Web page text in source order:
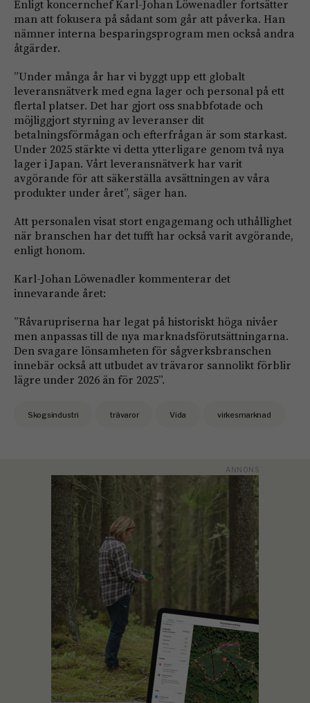
Enligt koncernchef Karl-Johan Löwenadler fortsätter
man att fokusera på sådant som går att påverka. Han
nämner interna besparingsprogram men också andra
åtgärder.
”Under många år har vi byggt upp ett globalt
leveransnätverk med egna lager och personal på ett
flertal platser. Det har gjort oss snabbfotade och
möjliggjort styrning av leveranser dit
betalningsförmågan och efterfrågan är som starkast.
Under 2025 stärkte vi detta ytterligare genom två nya
lager i Japan. Vårt leveransnätverk har varit
avgörande för att säkerställa avsättningen av våra
produkter under året”, säger han.
Att personalen visat stort engagemang och uthållighet
när branschen har det tufft har också varit avgörande,
enligt honom.
Karl-Johan Löwenadler kommenterar det
innevarande året:
”Råvarupriserna har legat på historiskt höga nivåer
men anpassas till de nya marknadsförutsättningarna.
Den svagare lönsamheten för sågverksbranschen
innebär också att utbudet av trävaror sannolikt förblir
lägre under 2026 än för 2025”.
Skogsindustri trävaror Vida virkesmarknad